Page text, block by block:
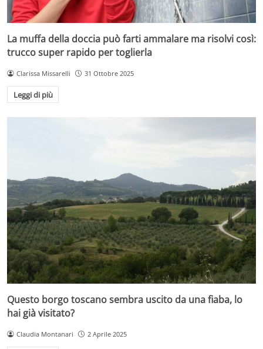
La muffa della doccia può farti ammalare ma risolvi così:
trucco super rapido per toglierla
Clarissa Missarelli 31 Ottobre 2025
Leggi di più
Questo borgo toscano sembra uscito da una fiaba, lo
hai già visitato?
Claudia Montanari 2 Aprile 2025